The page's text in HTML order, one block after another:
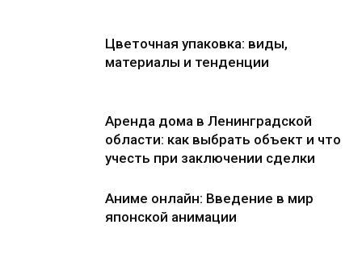
Цветочная упаковка: виды,
материалы и тенденции
Аренда дома в Ленинградской
области: как выбрать объект и что
учесть при заключении сделки
Аниме онлайн: Введение в мир
японской анимации